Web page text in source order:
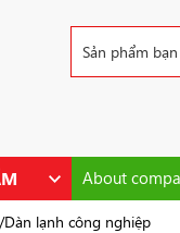
About
lạnh công nghiệp